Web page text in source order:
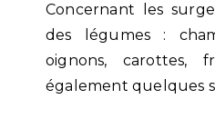
Concernant les
des légumes :
oignons, carottes,
également quelques